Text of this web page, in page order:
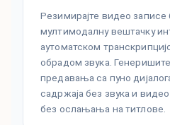
Резимирајте видео записе
мултимодалну вештачку
аутоматском
обрадом звука.
предавања са пуно
садржаја без звука и
без ослањања на титлове.